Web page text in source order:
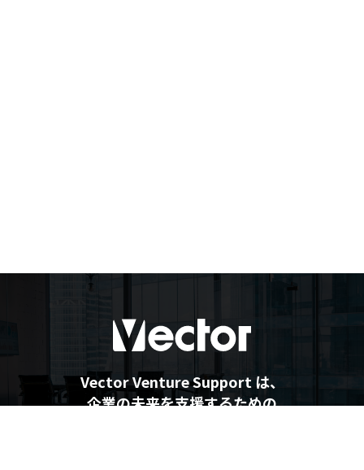
Vector Venture Support は、
企業の未来を支援するための